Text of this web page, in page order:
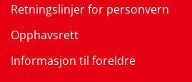
Retningslinjer for personvern
Opphavsrett
Informasjon til foreldre